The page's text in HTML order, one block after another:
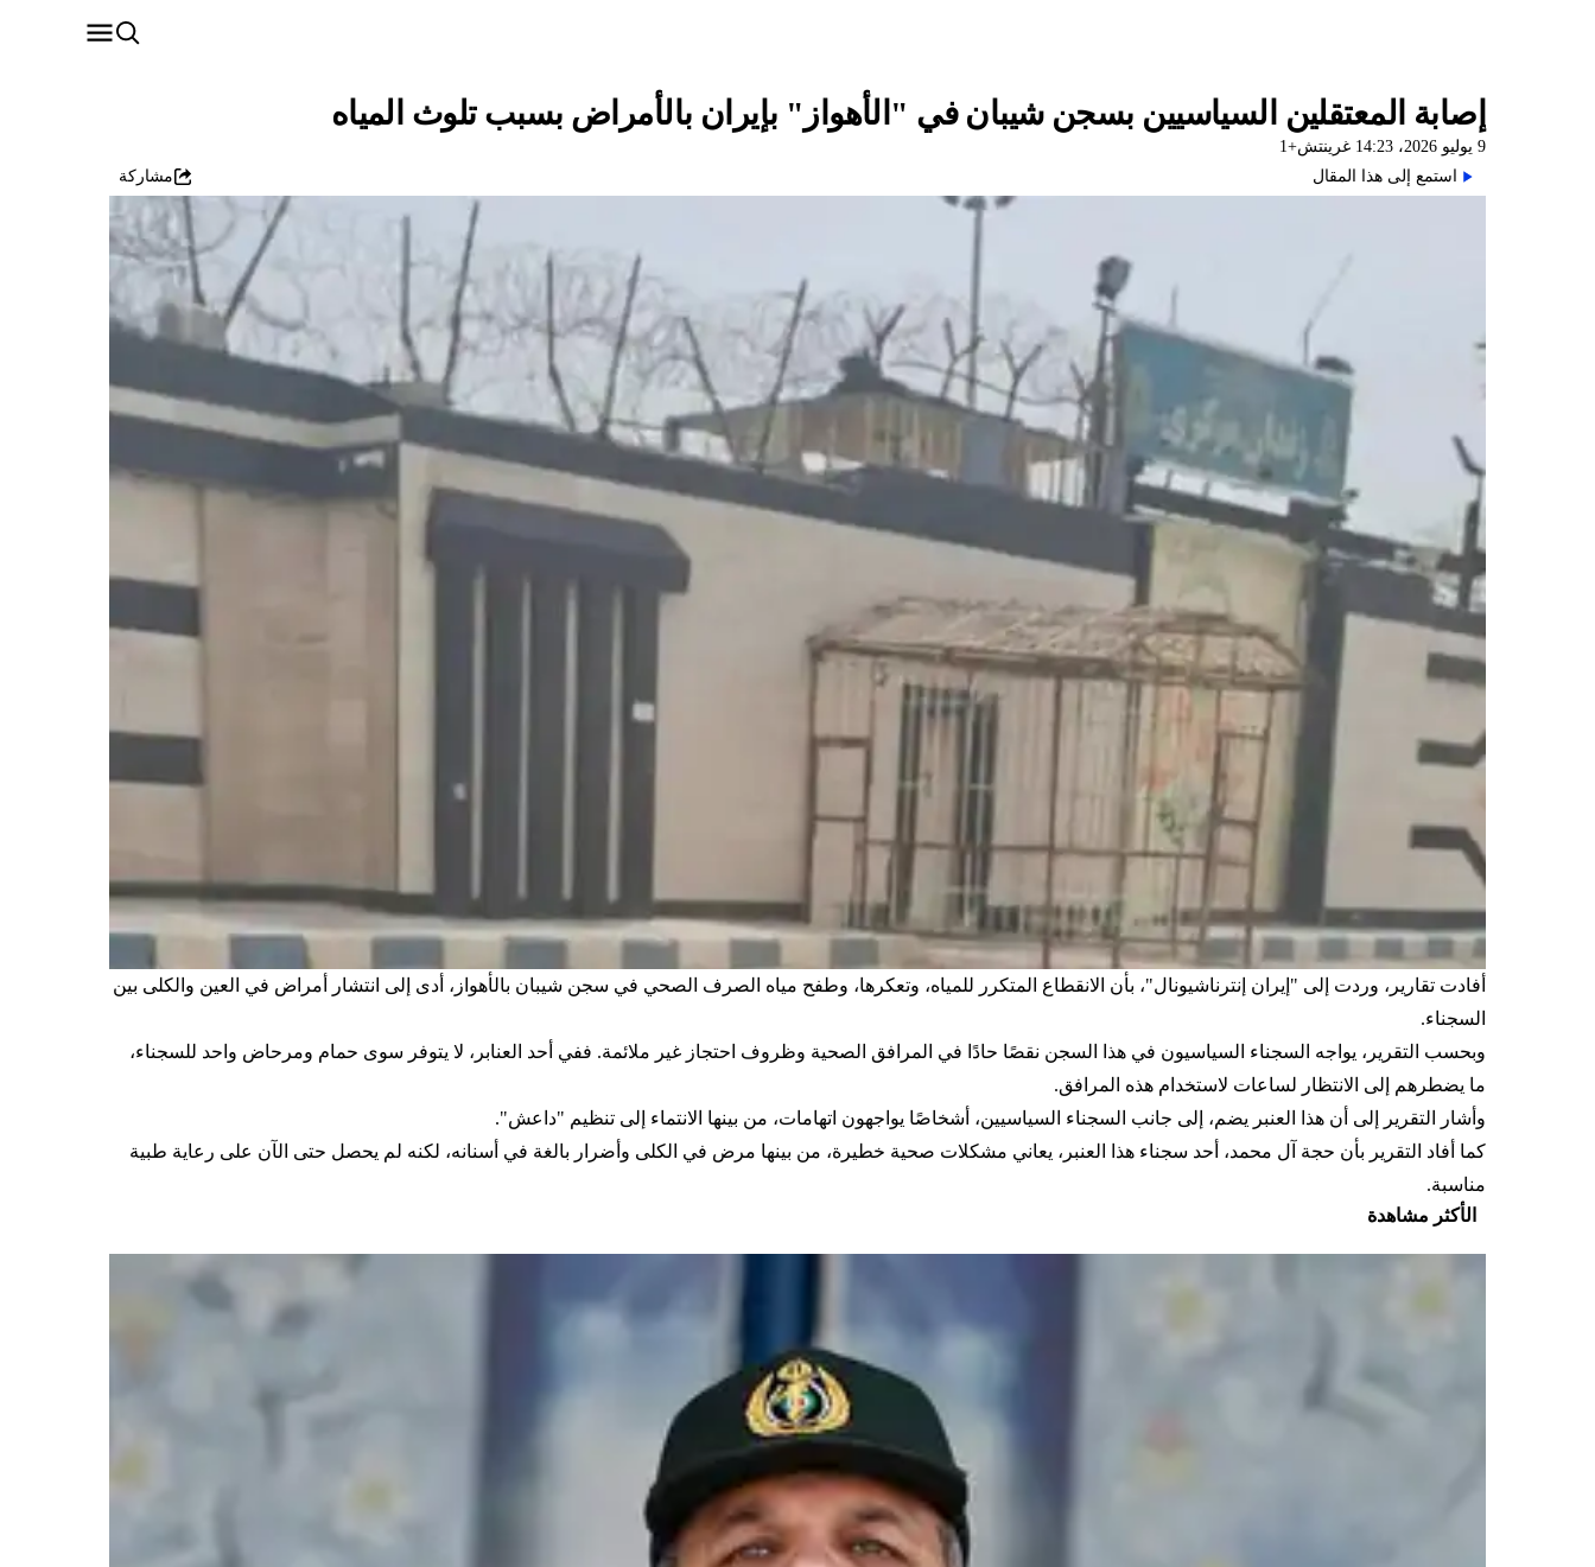
إصابة المعتقلين السياسيين بسجن شيبان في "الأهواز" بإيران بالأمراض بسبب تلوث المياه
9 يوليو 2026، 14:23 غرينتش+1
استمع إلى هذا المقال
مشاركة
أفادت تقارير، وردت إلى "إيران إنترناشيونال"، بأن الانقطاع المتكرر للمياه، وتعكرها، وطفح مياه الصرف الصحي في سجن شيبان بالأهواز، أدى إلى انتشار أمراض في العين والكلى بين
السجناء.
وبحسب التقرير، يواجه السجناء السياسيون في هذا السجن نقصًا حادًا في المرافق الصحية وظروف احتجاز غير ملائمة. ففي أحد العنابر، لا يتوفر سوى حمام ومرحاض واحد للسجناء،
ما يضطرهم إلى الانتظار لساعات لاستخدام هذه المرافق.
وأشار التقرير إلى أن هذا العنبر يضم، إلى جانب السجناء السياسيين، أشخاصًا يواجهون اتهامات، من بينها الانتماء إلى تنظيم "داعش".
كما أفاد التقرير بأن حجة آل محمد، أحد سجناء هذا العنبر، يعاني مشكلات صحية خطيرة، من بينها مرض في الكلى وأضرار بالغة في أسنانه، لكنه لم يحصل حتى الآن على رعاية طبية
مناسبة.
الأكثر مشاهدة